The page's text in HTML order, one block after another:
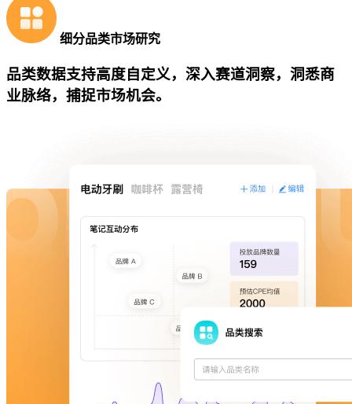
细分品类市场研究
品类数据支持高度自定义，深入赛道洞察，洞悉商
业脉络，捕捉市场机会。